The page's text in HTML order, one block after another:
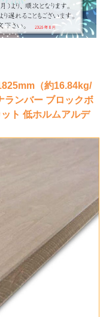
（約16.84kg/
ランバー ブロックボ
ト 低ホルムアルデ